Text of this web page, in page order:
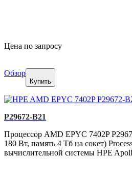
Цена по запросу
Обзор
Купить
P29672-B21
Процессор AMD EPYC 7402P
180 Вт, память 4 Тб на сокет)
вычислительной системы HPE